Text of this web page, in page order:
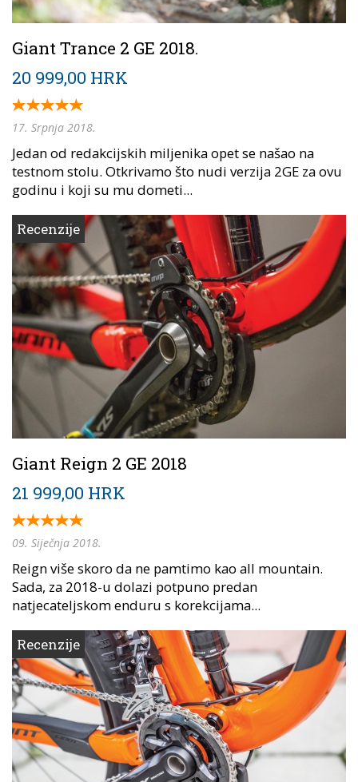
Giant Trance 2 GE 2018.
20 999,00 HRK
17. Srpnja 2018.
Jedan od redakcijskih miljenika opet se našao na
testnom stolu. Otkrivamo što nudi verzija 2GE za ovu
godinu i koji su mu dometi...
Recenzije
Giant Reign 2 GE 2018
21 999,00 HRK
09. Siječnja 2018.
Reign više skoro da ne pamtimo kao all mountain.
Sada, za 2018-u dolazi potpuno predan
natjecateljskom enduru s korekcijama...
Recenzije